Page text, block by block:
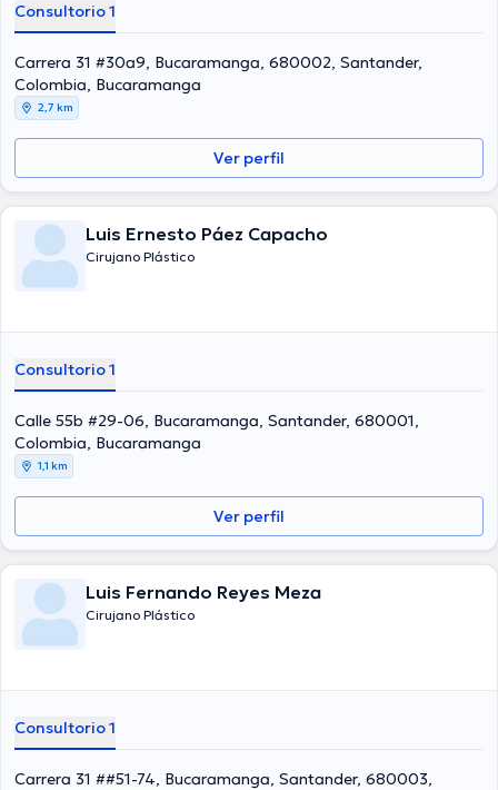
Consultorio 1
Carrera 31 #30a9, Bucaramanga, 680002, Santander,
Colombia, Bucaramanga
2,7 km
Ver perfil
Luis Ernesto Páez Capacho
Cirujano Plástico
Consultorio 1
Calle 55b #29-06, Bucaramanga, Santander, 680001,
Colombia, Bucaramanga
1,1 km
Ver perfil
Luis Fernando Reyes Meza
Cirujano Plástico
Consultorio 1
Carrera 31 ##51-74, Bucaramanga, Santander, 680003,